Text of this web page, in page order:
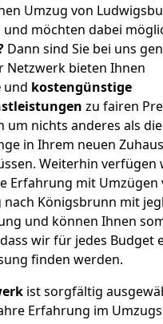
Umzug von
möchten dabei
Dann sind Sie bei uns
Netzwerk bieten Ihnen
und kostengünstige
zu fairen
um nichts anderes als die
in Ihrem neuen
Weiterhin verfügen
Erfahrung mit Umzügen
nach Königsbrunn mit
und können Ihnen
wir für jedes Budget
finden werden.
ist sorgfältig
Erfahrung im